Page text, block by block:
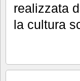
realizzata
la cultura